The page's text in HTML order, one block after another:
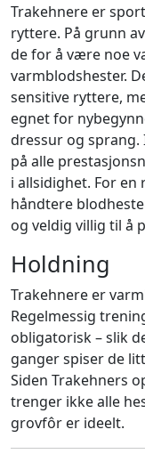
Trakehnere er
ryttere. På grunn
de for å være noe
varmblodshester.
sensitive ryttere,
egnet for
dressur og
på alle
i allsidighet. For
håndtere
og veldig villig til å
Holdning
Trakehnere er
Regelmessig
obligatorisk – slik
ganger spiser de
Siden Trakehners
trenger ikke alle
grovfôr er ideelt.